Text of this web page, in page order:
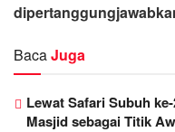
BacaJuga
Lewat Safari Subuh
Masjid sebagai Titik